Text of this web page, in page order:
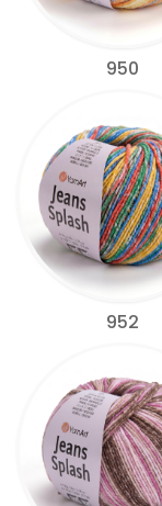
950
952